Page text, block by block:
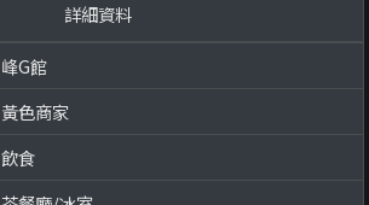
詳細資料
峰G館
黃色商家
飲食